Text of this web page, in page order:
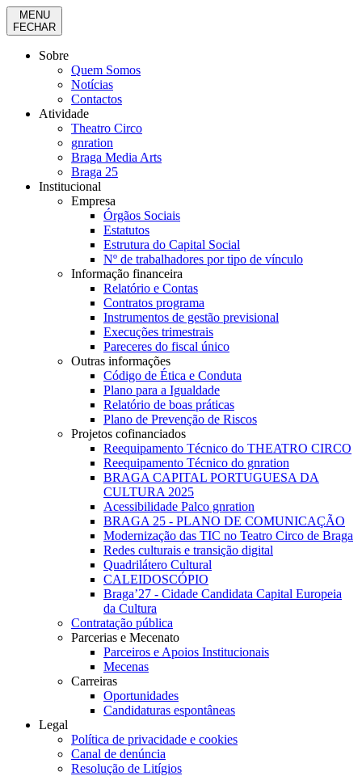
MENU
FECHAR
Sobre
Quem Somos
Notícias
Contactos
Atividade
Theatro Circo
gnration
Braga Media Arts
Braga 25
Institucional
Empresa
Órgãos Sociais
Estatutos
Estrutura do Capital Social
Nº de trabalhadores por tipo de vínculo
Informação financeira
Relatório e Contas
Contratos programa
Instrumentos de gestão previsional
Execuções trimestrais
Pareceres do fiscal único
Outras informações
Código de Ética e Conduta
Plano para a Igualdade
Relatório de boas práticas
Plano de Prevenção de Riscos
Projetos cofinanciados
Reequipamento Técnico do THEATRO CIRCO
Reequipamento Técnico do gnration
BRAGA CAPITAL PORTUGUESA DA
CULTURA 2025
Acessibilidade Palco gnration
BRAGA 25 - PLANO DE COMUNICAÇÃO
Modernização das TIC no Teatro Circo de Braga
Redes culturais e transição digital
Quadrilátero Cultural
CALEIDOSCÓPIO
Braga’27 - Cidade Candidata Capital Europeia
da Cultura
Contratação pública
Parcerias e Mecenato
Parceiros e Apoios Institucionais
Mecenas
Carreiras
Oportunidades
Candidaturas espontâneas
Legal
Política de privacidade e cookies
Canal de denúncia
Resolução de Litígios